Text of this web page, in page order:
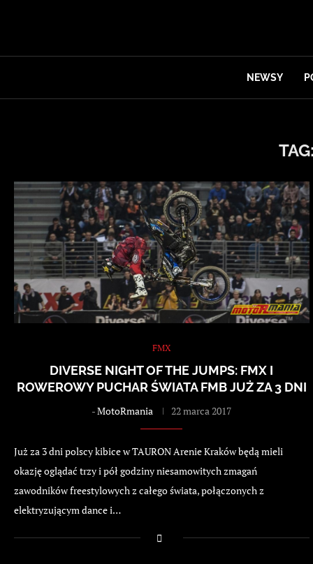
NEWSY
FMX
DIVERSE NIGHT OF THE JUMPS: FMX I
ROWEROWY PUCHAR ŚWIATA FMB JUŻ ZA 3 DNI
-MotoRmania 22 marca 2017
Już za 3 dni polscy kibice w TAURON Arenie Kraków będą mieli
okazję oglądać trzy i pół godziny niesamowitych zmagań
zawodników freestylowych z całego świata, połączonych z
elektryzującym dance i…